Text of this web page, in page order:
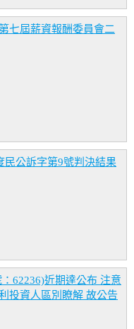
七屆薪資報酬委員會二
民公訴字第9號判決結果
62236)近期達公布 注意
投資人區別瞭解 故公告